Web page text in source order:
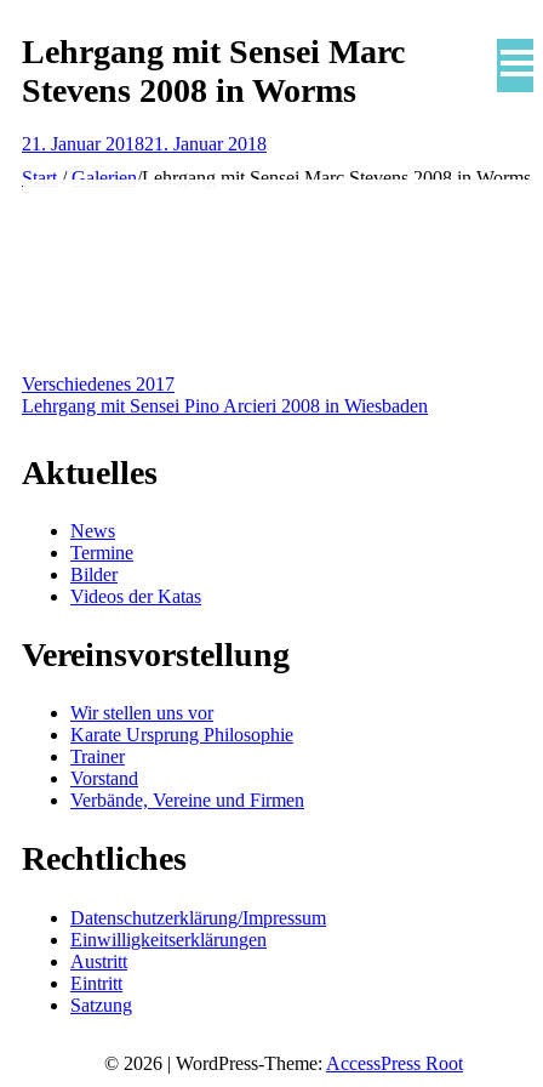
Skip
to
content
Herzlich willkommen
Bilder
News
Lehrgang mit Sensei Marc
Stevens 2008 in Worms
21. Januar 201821. Januar 2018
Start /Galerien/Lehrgang mit Sensei Marc Stevens 2008 in Worms
Beitragsnavigation
Verschiedenes 2017
Lehrgang mit Sensei Pino Arcieri 2008 in Wiesbaden
Aktuelles
News
Termine
Bilder
Videos der Katas
Vereinsvorstellung
Wir stellen uns vor
Karate Ursprung Philosophie
Trainer
Vorstand
Verbände, Vereine und Firmen
Rechtliches
Datenschutzerklärung/Impressum
Einwilligkeitserklärungen
Austritt
Eintritt
Satzung
© 2026 | WordPress-Theme: AccessPress Root